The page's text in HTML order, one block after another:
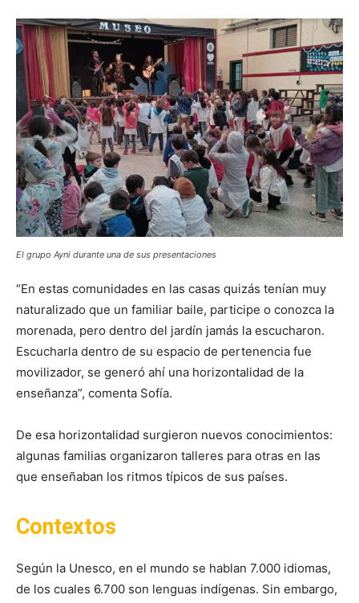
El grupo Ayni durante una de sus presentaciones
“En estas comunidades en las casas quizás tenían muy
naturalizado que un familiar baile, participe o conozca la
morenada, pero dentro del jardín jamás la escucharon.
Escucharla dentro de su espacio de pertenencia fue
movilizador, se generó ahí una horizontalidad de la
enseñanza”, comenta Sofía.
De esa horizontalidad surgieron nuevos conocimientos:
algunas familias organizaron talleres para otras en las
que enseñaban los ritmos típicos de sus países.
Contextos
Según la Unesco, en el mundo se hablan 7.000 idiomas,
de los cuales 6.700 son lenguas indígenas. Sin embargo,